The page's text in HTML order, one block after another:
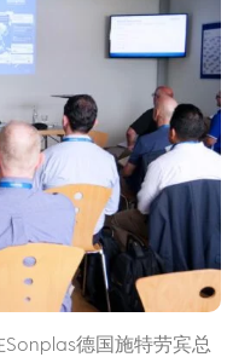
德国施特劳宾总